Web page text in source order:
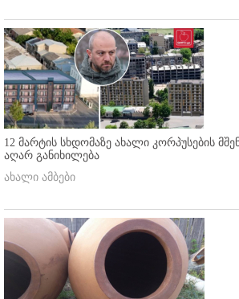
12 მარტის სხდომაზე ახალი კორპუსების
აღარ განიხილება
ახალი ამბები